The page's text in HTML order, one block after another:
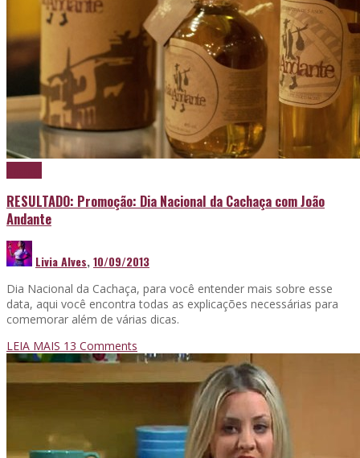
RESULTADO: Promoção: Dia Nacional da Cachaça com João
Andante
Livia Alves,10/09/2013
Dia Nacional da Cachaça, para você entender mais sobre esse
data, aqui você encontra todas as explicações necessárias para
comemorar além de várias dicas.
LEIA MAIS 13 Comments